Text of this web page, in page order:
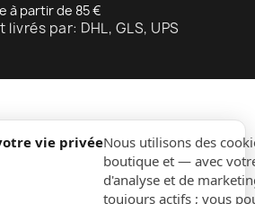
vie privéeNous utilisons des
boutique et — avec
d'analyse et de
toujours actifs ; vous
à partir de 85 €
livrés par: DHL, GLS, UPS
expand_more